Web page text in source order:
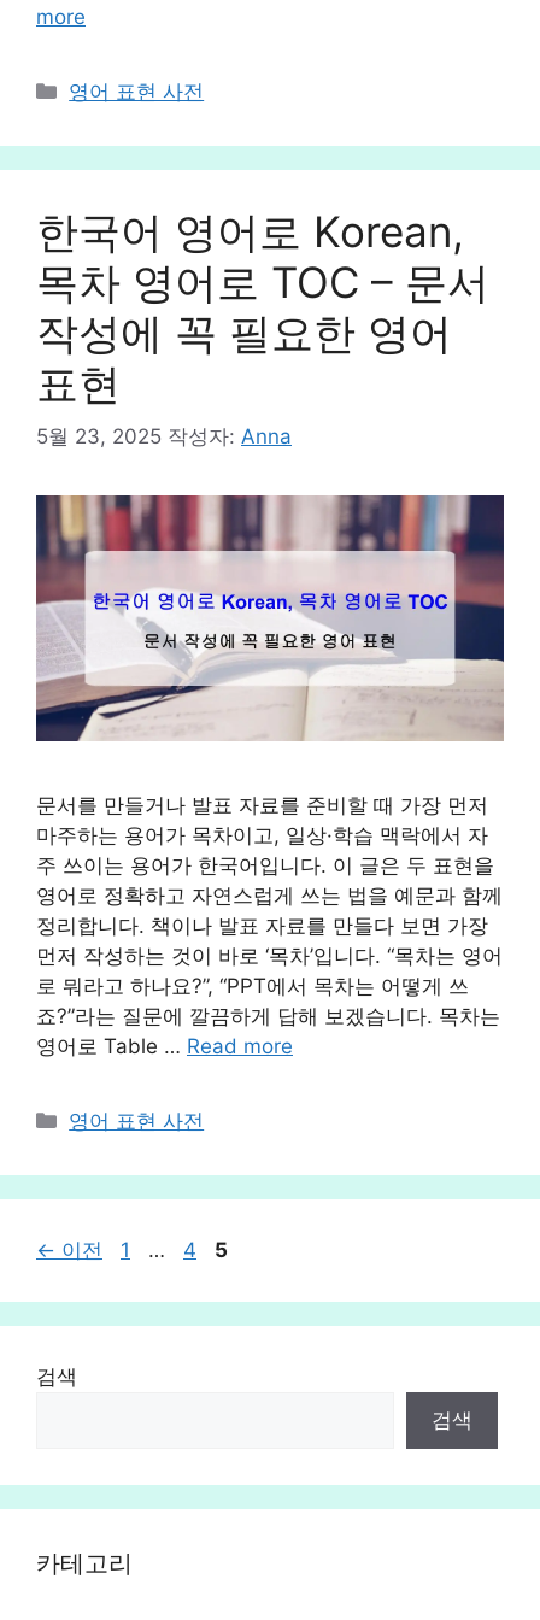
more
카
고
리
영어 표현 사전
한국어 영어로 Korean,
목차 영어로 TOC – 문서
작성에 꼭 필요한 영어
표현
5월 23, 2025 작성자: Anna
문서를 만들거나 발표 자료를 준비할 때 가장 먼저
마주하는 용어가 목차이고, 일상·학습 맥락에서 자
주 쓰이는 용어가 한국어입니다. 이 글은 두 표현을
영어로 정확하고 자연스럽게 쓰는 법을 예문과 함께
정리합니다. 책이나 발표 자료를 만들다 보면 가장
먼저 작성하는 것이 바로 ‘목차’입니다. “목차는 영어
로 뭐라고 하나요?”, “PPT에서 목차는 어떻게 쓰
죠?”라는 질문에 깔끔하게 답해 보겠습니다. 목차는
영어로 Table … Read more
카
고
리
영어 표현 사전
← 이전
페
지
1 …
페
지
4
페
지
5
검색
검색
카테고리